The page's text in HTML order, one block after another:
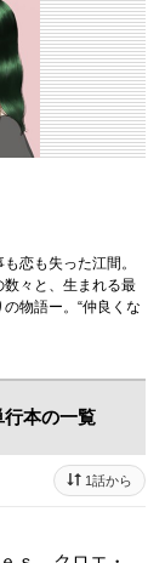
恋も失った江間。
々と、生まれる最
物語ー。“仲良くな
行本の一覧
1話から